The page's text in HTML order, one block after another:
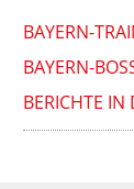
BAYERN-
BAYERN-
BERICHTE IN